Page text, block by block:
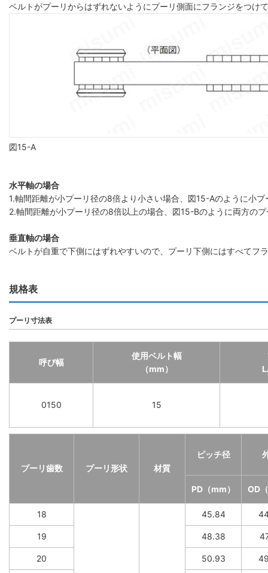
ベルトがプーリからはずれないようにプーリ側面にフランジをつけ
図15-A
水平軸の場合
1.軸間距離が小プーリ径の8倍より小さい場合、図15-Aのように小
2.軸間距離が小プーリ径の8倍以上の場合、図15-Bのように両方の
垂直軸の場合
ベルトが自重で下側にはずれやすいので、プーリ下側にはすべてフ
規格表
プーリ寸法表
呼び幅
使用ベルト幅
（mm）
0150 15
プーリ歯数 プーリ形状 材質
ピッチ径
PD（mm） OD
18 45.84
19 48.38
20 50.93